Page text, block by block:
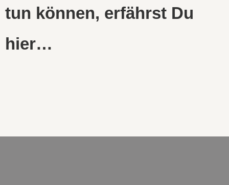
tun können, erfährst Du
hier…